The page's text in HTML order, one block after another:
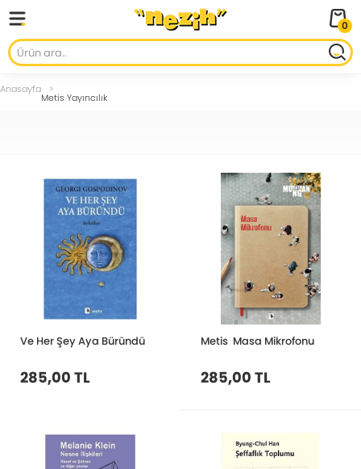
0
Anasayfa
Metis Yayıncılık
Ve Her Şey Aya Büründü
285,00 TL
Metis Masa Mikrofonu
285,00 TL